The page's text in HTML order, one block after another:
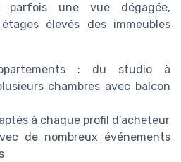
parfois une vue dégagée,
élevés des immeubles
: du studio à
chambres avec balcon
à chaque profil d’acheteur
de nombreux événements